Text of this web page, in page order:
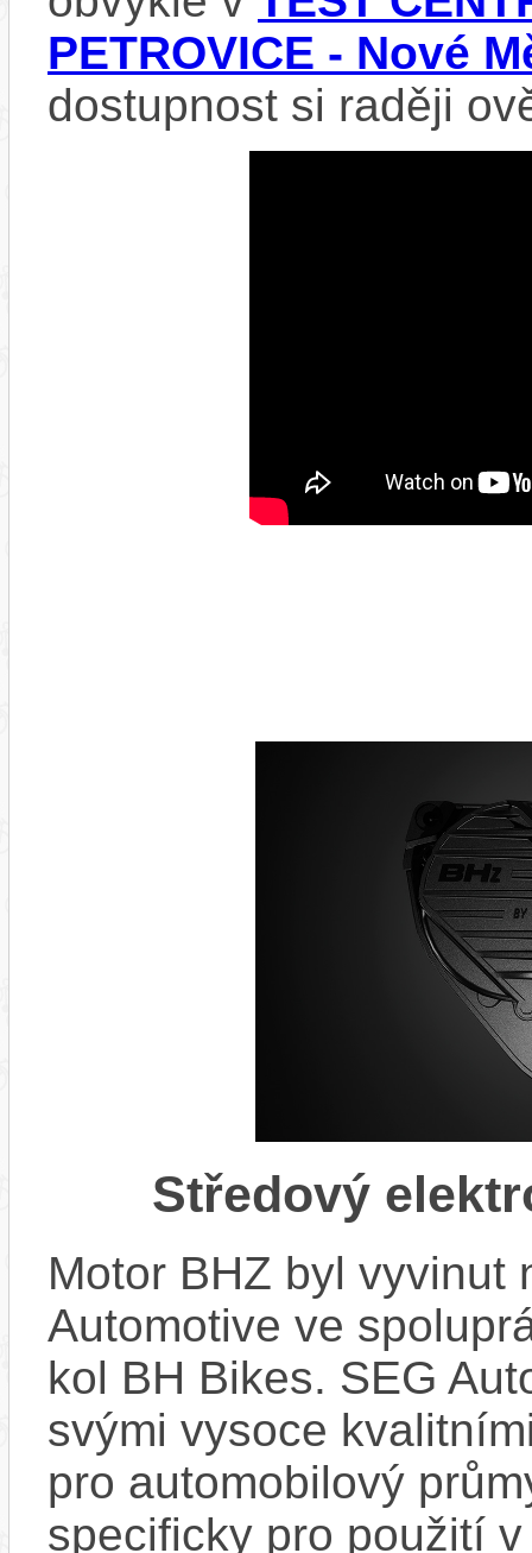
PETROVICE - Nové
dostupnost si raději
Středový
Motor BHZ byl vyvinut
Automotive ve
kol BH Bikes. SEG
svými vysoce
pro automobilový
specificky pro použití